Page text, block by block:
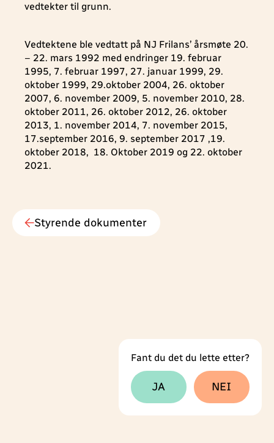
vedtekter til grunn.
Vedtektene ble vedtatt på NJ Frilans’ årsmøte 20.
– 22. mars 1992 med endringer 19. februar
1995, 7. februar 1997, 27. januar 1999, 29.
oktober 1999, 29.oktober 2004, 26. oktober
2007, 6. november 2009, 5. november 2010, 28.
oktober 2011, 26. oktober 2012, 26. oktober
2013, 1. november 2014, 7. november 2015,
17.september 2016, 9. september 2017 ,19.
oktober 2018, 18. Oktober 2019 og 22. oktober
2021.
Styrende dokumenter
Fant du det du lette etter?
Tilbakemeldingsskjema
JA NEI